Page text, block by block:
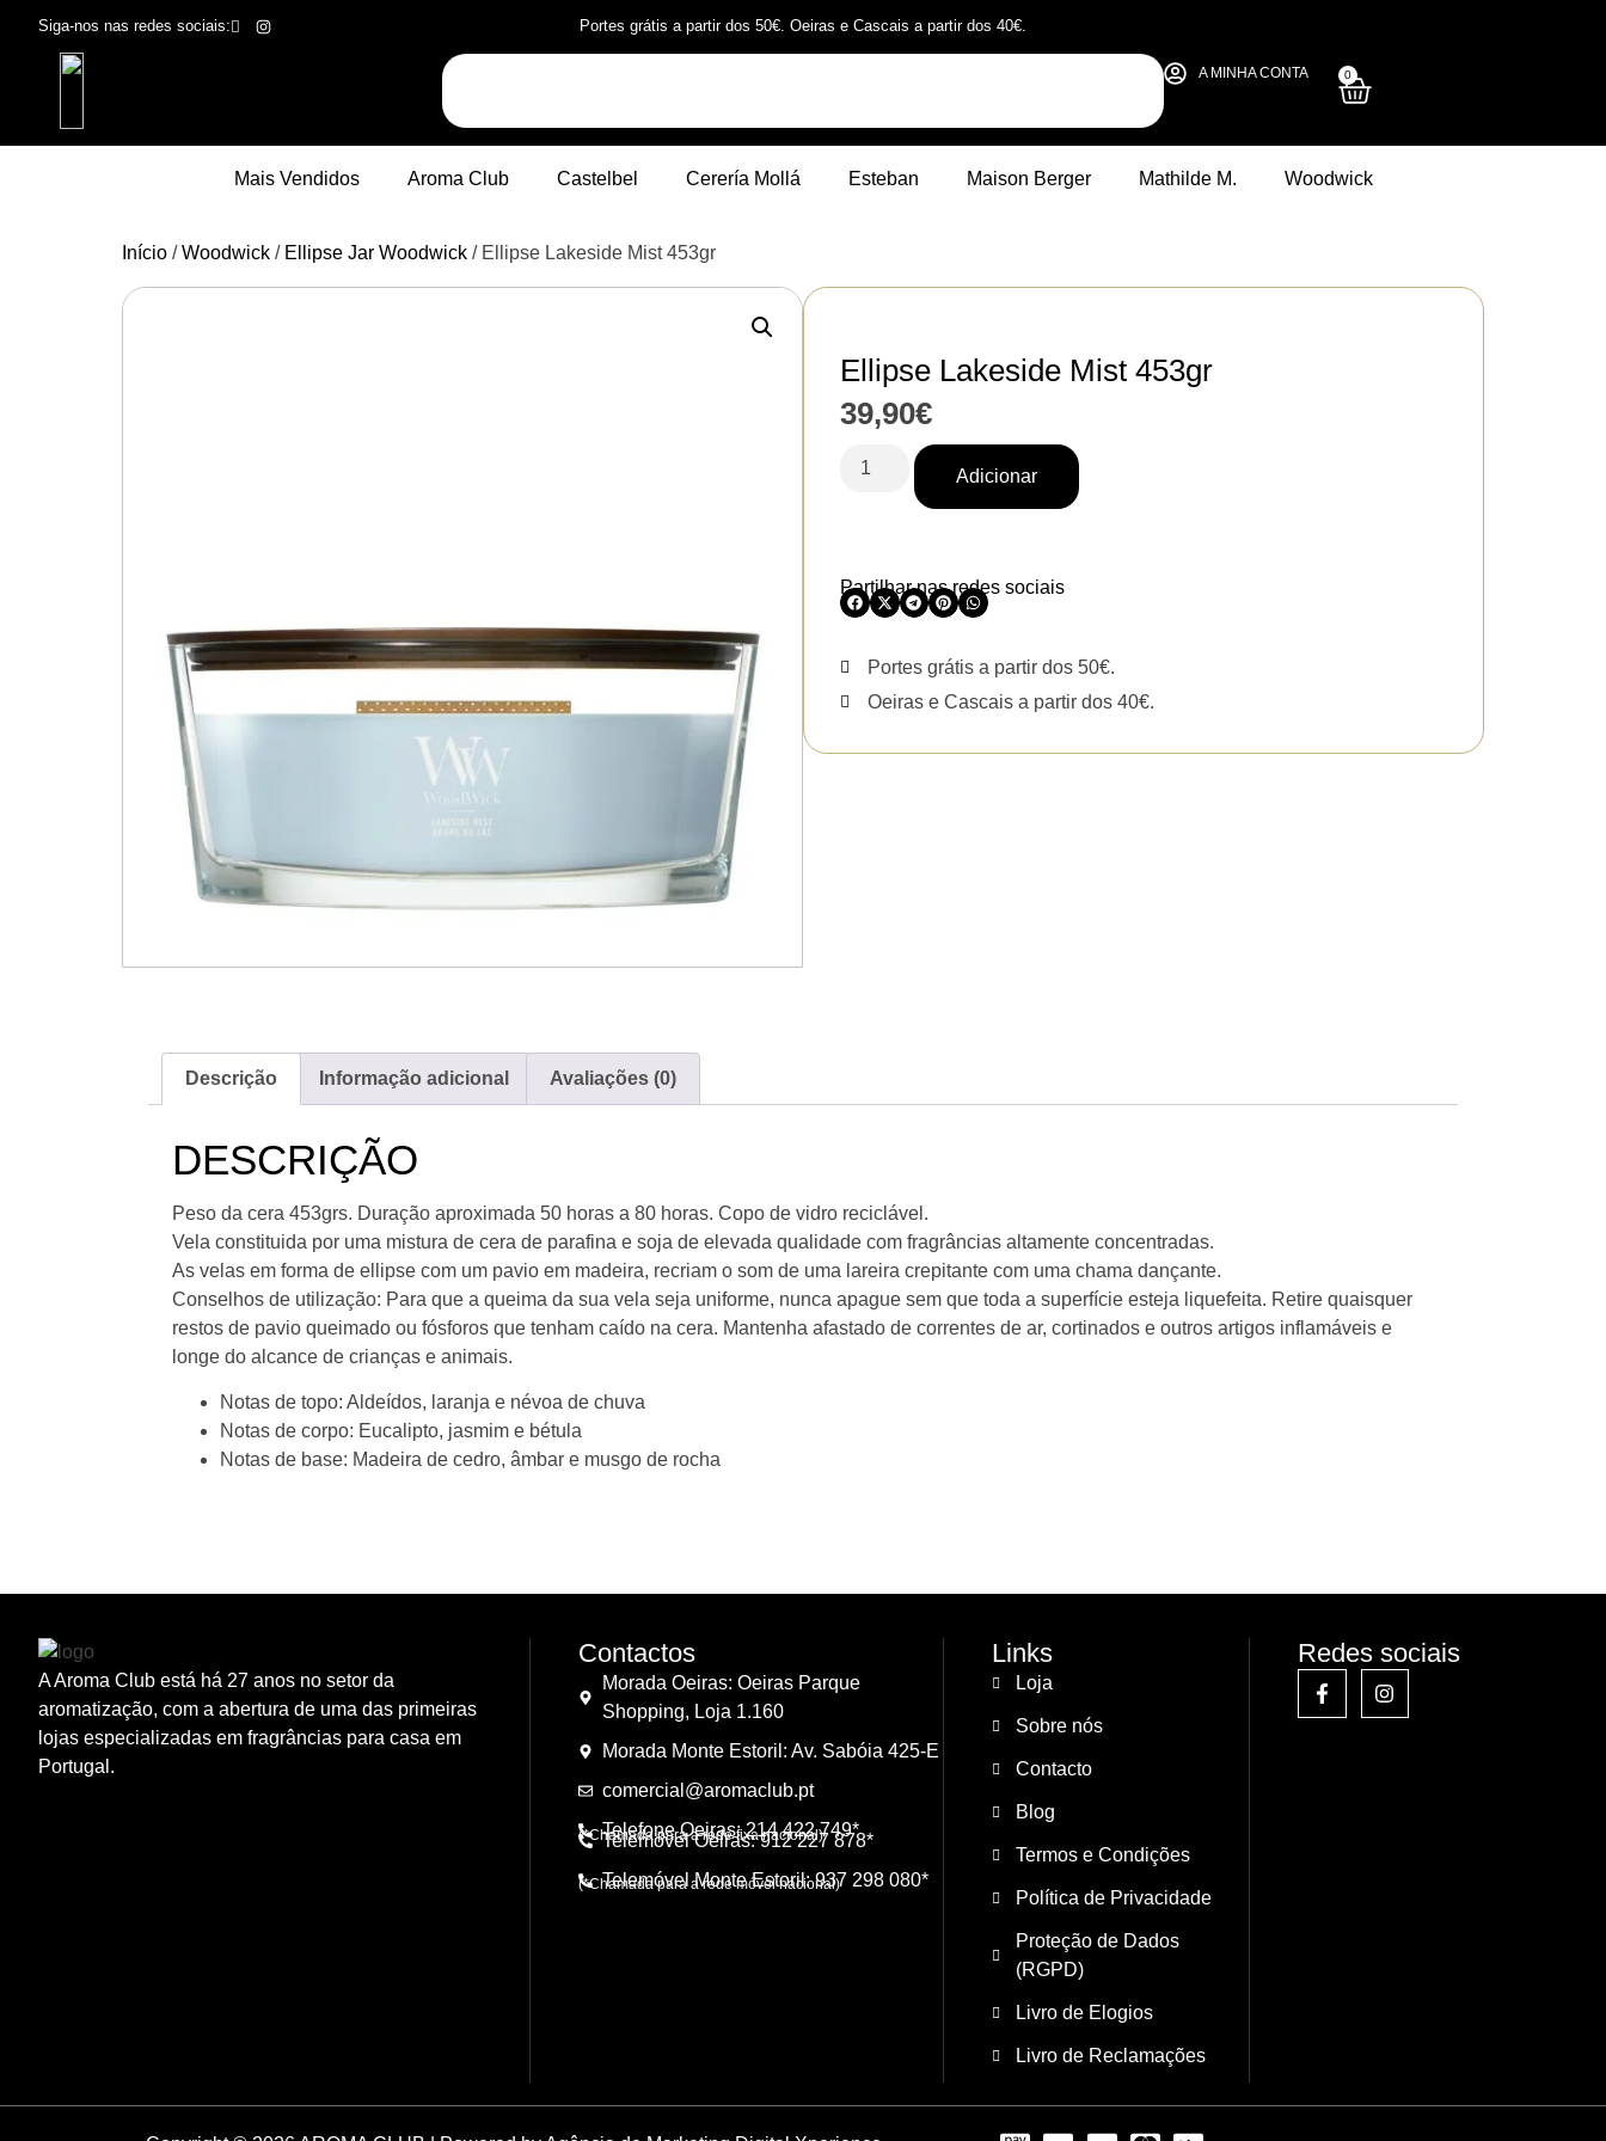
Siga-nos nas redes sociais: Portes grátis a partir dos 50€. Oeiras e Cascais a partir dos 40€.
A MINHA CONTA 0
Mais Vendidos Aroma Club Castelbel Cerería Mollá Esteban Maison Berger Mathilde M. Woodwick
Início /Woodwick / Ellipse Jar Woodwick / Ellipse Lakeside Mist 453gr
Ellipse Lakeside Mist 453gr
39,90€
Adicionar
Partilhar nas redes sociais
Portes grátis a partir dos 50€.
Oeiras e Cascais a partir dos 40€.
Descrição Informação adicional Avaliações (0)
DESCRIÇÃO
Peso da cera 453grs. Duração aproximada 50 horas a 80 horas. Copo de vidro reciclável.
Vela constituida por uma mistura de cera de parafina e soja de elevada qualidade com fragrâncias altamente concentradas.
As velas em forma de ellipse com um pavio em madeira, recriam o som de uma lareira crepitante com uma chama dançante.
Conselhos de utilização: Para que a queima da sua vela seja uniforme, nunca apague sem que toda a superfície esteja liquefeita. Retire quaisquer
restos de pavio queimado ou fósforos que tenham caído na cera. Mantenha afastado de correntes de ar, cortinados e outros artigos inflamáveis e
longe do alcance de crianças e animais.
Notas de topo: Aldeídos, laranja e névoa de chuva
Notas de corpo: Eucalipto, jasmim e bétula
Notas de base: Madeira de cedro, âmbar e musgo de rocha
A Aroma Club está há 27 anos no setor da
aromatização, com a abertura de uma das primeiras
lojas especializadas em fragrâncias para casa em
Portugal.
Contactos
Morada Oeiras: Oeiras Parque
Shopping, Loja 1.160
Morada Monte Estoril: Av. Sabóia 425-E
comercial@aromaclub.pt
Telefone Oeiras: 214 422 749*
(*Chamada para a rede fixa nacional)
Telemóvel Oeiras: 912 227 878*
Telemóvel Monte Estoril: 937 298 080*
(*Chamada para a rede móvel nacional)
Links
Loja
Sobre nós
Contacto
Blog
Termos e Condições
Política de Privacidade
Proteção de Dados
(RGPD)
Livro de Elogios
Livro de Reclamações
Redes sociais